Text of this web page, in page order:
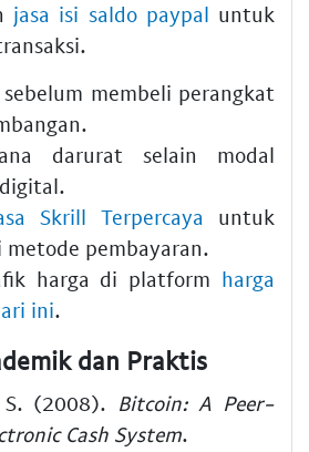
jasa isi saldo paypal untuk
sebelum membeli perangkat
darurat selain modal
Skrill Terpercaya untuk
metode pembayaran.
harga di platform harga
ini.
dan Praktis
S. (2008). Bitcoin: A Peer-
Cash System.